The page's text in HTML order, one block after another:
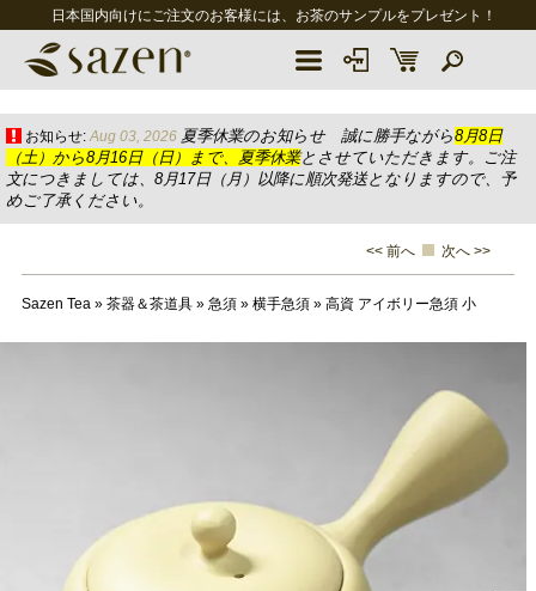
日本国内向けにご注文のお客様には、お茶のサンプルをプレゼント！
お知らせ: Aug 03, 2026 夏季休業のお知らせ 誠に勝手ながら8月8日
（土）から8月16日（日）まで、夏季休業とさせていただきます。ご注
文につきましては、8月17日（月）以降に順次発送となりますので、予
めご了承ください。
<< 前へ 次へ >>
Sazen Tea» 茶器＆茶道具» 急須» 横手急須» 高資 アイボリー急須 小